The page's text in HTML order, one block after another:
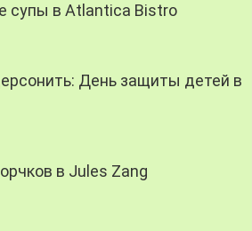
супы в Atlantica Bistro
День защиты детей в
в Jules Zang